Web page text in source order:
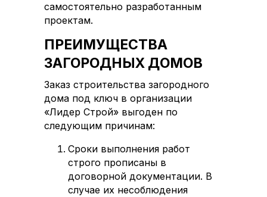
самостоятельно разработанным
проектам.
Заказ строительства загородного
дома под ключ в организации
«Лидер Строй» выгоден по
следующим причинам:
Сроки выполнения работ
строго прописаны в
договорной документации. В
случае их несоблюдения
ПРЕИМУЩЕСТВА
ЗАГОРОДНЫХ ДОМОВ